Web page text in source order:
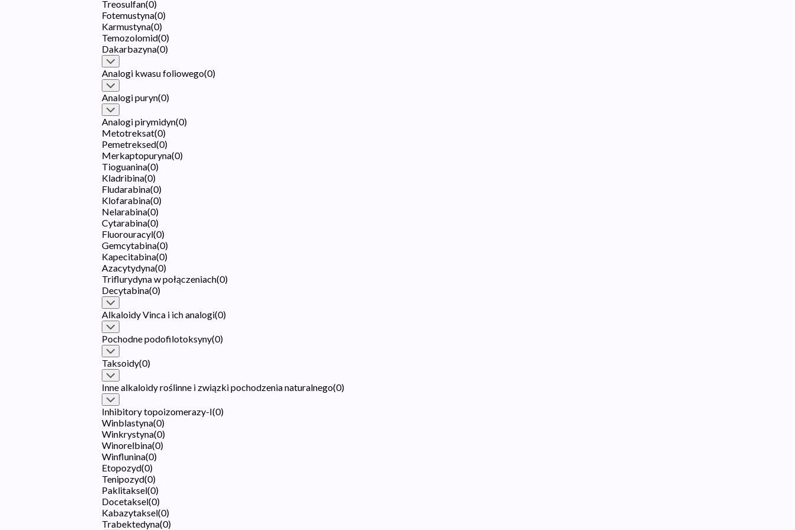
Treosulfan(0)
Fotemustyna(0)
Karmustyna(0)
Temozolomid(0)
Dakarbazyna(0)
Analogi kwasu foliowego(0)
Analogi puryn(0)
Analogi pirymidyn(0)
Metotreksat(0)
Pemetreksed(0)
Merkaptopuryna(0)
Tioguanina(0)
Kladribina(0)
Fludarabina(0)
Klofarabina(0)
Nelarabina(0)
Cytarabina(0)
Fluorouracyl(0)
Gemcytabina(0)
Kapecitabina(0)
Azacytydyna(0)
Triflurydyna w połączeniach(0)
Decytabina(0)
Alkaloidy Vinca i ich analogi(0)
Pochodne podofilotoksyny(0)
Taksoidy(0)
Inne alkaloidy roślinne i związki pochodzenia naturalnego(0)
Inhibitory topoizomerazy-I(0)
Winblastyna(0)
Winkrystyna(0)
Winorelbina(0)
Winflunina(0)
Etopozyd(0)
Tenipozyd(0)
Paklitaksel(0)
Docetaksel(0)
Kabazytaksel(0)
Trabektedyna(0)